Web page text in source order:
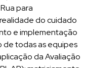
para
do cuidado
e implementação
de todas as equipes
da Avaliação